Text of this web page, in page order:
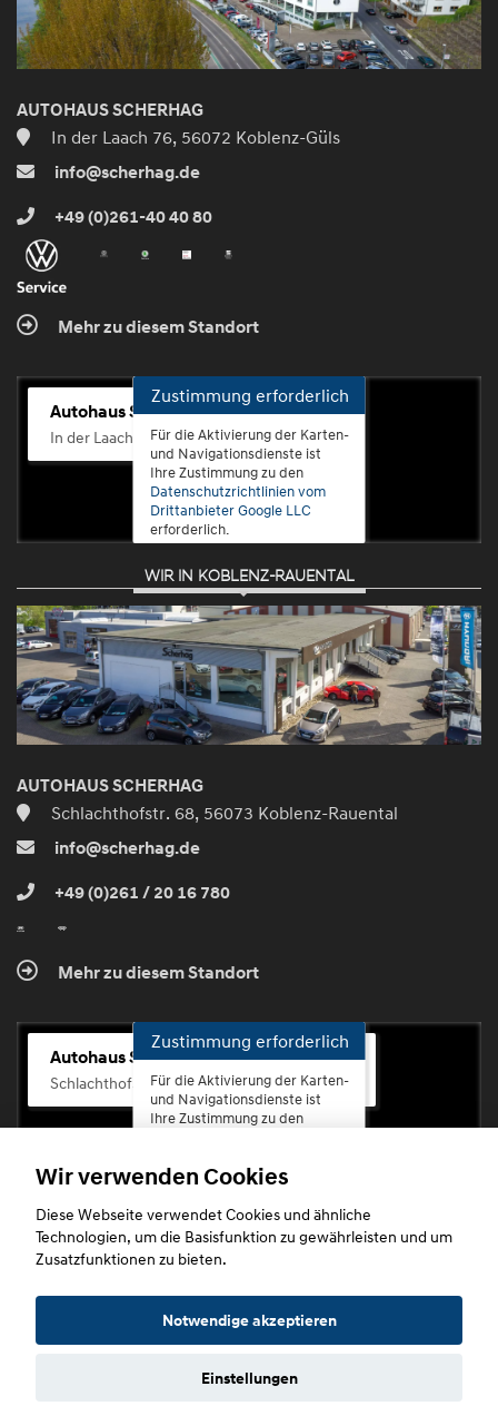
AUTOHAUS SCHERHAG
In der Laach 76, 56072 Koblenz-Güls
info@scherhag.de
+49 (0)261-40 40 80
Mehr zu diesem Standort
Autohaus Scherhag
In der Laach 76, 56072 Koblenz-Güls
Zustimmung erforderlich
Für die Aktivierung der Karten-
und Navigationsdienste ist
Ihre Zustimmung zu den
Datenschutzrichtlinien vom
Drittanbieter Google LLC
erforderlich.
Zustimmen
und
aktivieren
WIR IN KOBLENZ-RAUENTAL
AUTOHAUS SCHERHAG
Schlachthofstr. 68, 56073 Koblenz-Rauental
info@scherhag.de
+49 (0)261 / 20 16 780
Mehr zu diesem Standort
Autohaus Scherhag
Schlachthofstr. 68, 56073 Koblenz-Rauental
Zustimmung erforderlich
Für die Aktivierung der Karten-
und Navigationsdienste ist
Ihre Zustimmung zu den
erforderlich.
Zustimmen
Copyright © 2026. Autohaus Scherhag
Wir verwenden Cookies
Diese Webseite verwendet Cookies und ähnliche
Technologien, um die Basisfunktion zu gewährleisten und um
Zusatzfunktionen zu bieten.
Notwendige akzeptieren
Einstellungen